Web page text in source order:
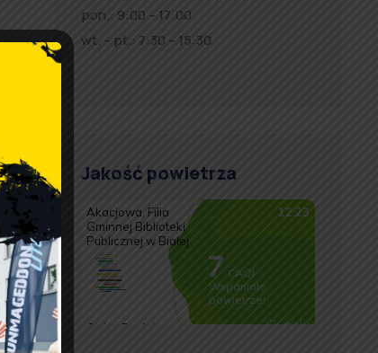
pon.: 9:00 – 17:00
wt. – pt.: 7:30 – 15:30
Jakość powietrza